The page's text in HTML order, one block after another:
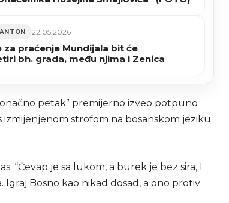
22.05.2026
za praćenje Mundijala bit će
bh. grada, među njima i Zenica
petak” premijerno izveo potpuno
strofom na bosanskom jeziku
“Ćevap je sa lukom, a burek je bez sira, I
Igraj Bosno kao nikad dosad, a ono protiv